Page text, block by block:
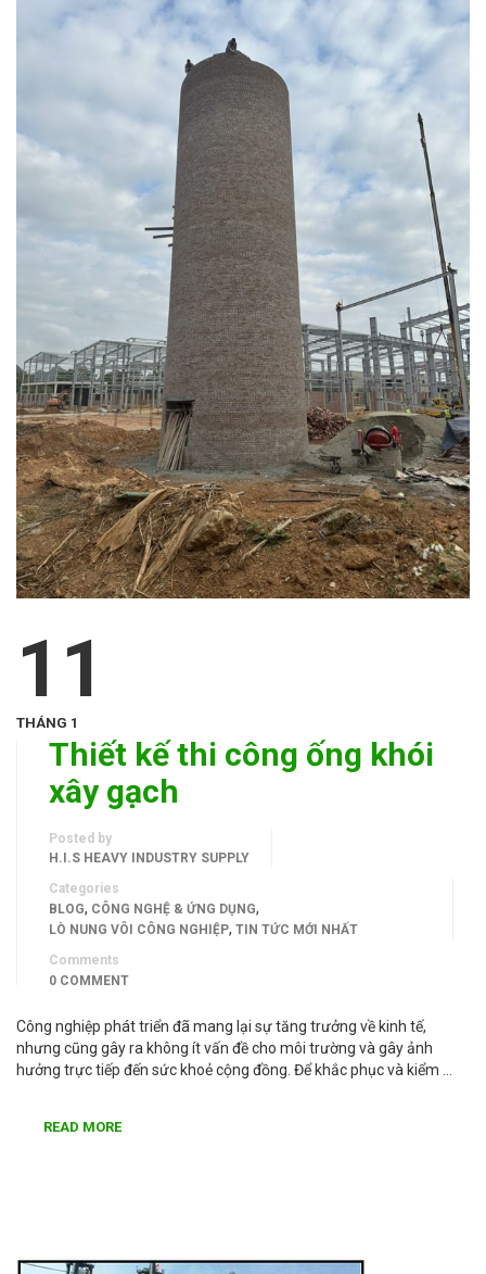
11
THÁNG 1
Thiết kế thi công ống khói
xây gạch
Posted by
H.I.S HEAVY INDUSTRY SUPPLY
Categories
BLOG, CÔNG NGHỆ & ỨNG DỤNG,
LÒ NUNG VÔI CÔNG NGHIỆP, TIN TỨC MỚI NHẤT
Comments
0 COMMENT
Công nghiệp phát triển đã mang lại sự tăng trưởng về kinh tế,
nhưng cũng gây ra không ít vấn đề cho môi trường và gây ảnh
hưởng trực tiếp đến sức khoẻ cộng đồng. Để khắc phục và kiểm …
READ MORE